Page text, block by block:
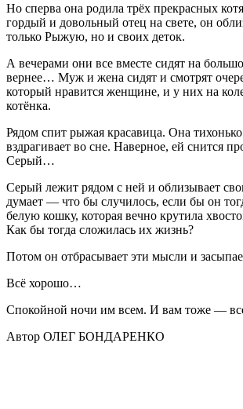
Но сперва она родила трёх прекрасных
гордый и довольный отец на свете, он
только Рыжую, но и своих деток.
А вечерами они все вместе сидят на
вернее… Муж и жена сидят и смотрят
который нравится женщине, и у них на
котёнка.
Рядом спит рыжая красавица. Она
вздрагивает во сне. Наверное, ей снится
Серый…
Серый лежит рядом с ней и облизывает
думает — что бы случилось, если бы он
белую кошку, которая вечно крутила
Как бы тогда сложилась их жизнь?
Потом он отбрасывает эти мысли и
Всё хорошо…
Спокойной ночи им всем. И вам тоже —
Автор ОЛЕГ БОНДАРЕНКО